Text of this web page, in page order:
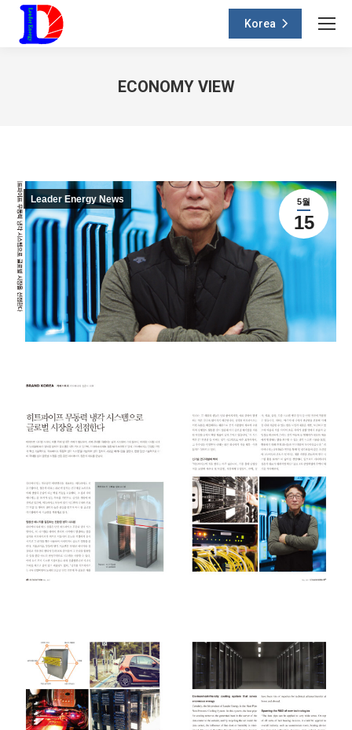
Korea
ECONOMY VIEW
5월
15
Leader Energy News